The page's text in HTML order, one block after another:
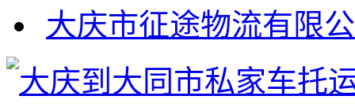
大庆市征途物流有限